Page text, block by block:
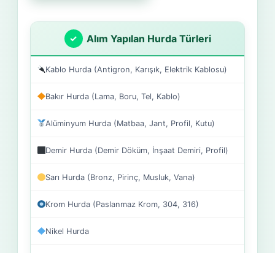
Alım Yapılan Hurda Türleri
Kablo Hurda (Antigron, Karışık, Elektrik Kablosu)
Bakır Hurda (Lama, Boru, Tel, Kablo)
Alüminyum Hurda (Matbaa, Jant, Profil, Kutu)
Demir Hurda (Demir Döküm, İnşaat Demiri, Profil)
Sarı Hurda (Bronz, Pirinç, Musluk, Vana)
Krom Hurda (Paslanmaz Krom, 304, 316)
Nikel Hurda